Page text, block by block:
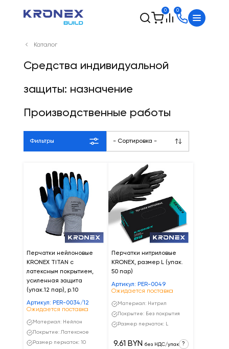
0 0
Каталог
Средства индивидуальной
защиты: назначение
Производственные работы
Фильтры - Сортировка -
Перчатки нейлоновые
KRONEX TITAN с
латексным покрытием,
усиленная защита
(упак.12 пар), р.10
Артикул: PER-0034/12
Ожидается поставка
Материал: Нейлон
Покрытие: Латексное
Размер перчаток: 10
Перчатки нитриловые
KRONEX, размер L (упак.
50 пар)
Артикул: PER-0049
Ожидается поставка
Материал: Нитрил
Покрытие: Без покрытия
Размер перчаток: L
9.61 BYN без НДС/упак ?